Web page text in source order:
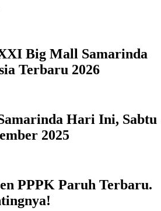
Big Mall Samarinda
Terbaru 2026
Hari Ini, Sabtu
2025
PPPK Paruh Terbaru.